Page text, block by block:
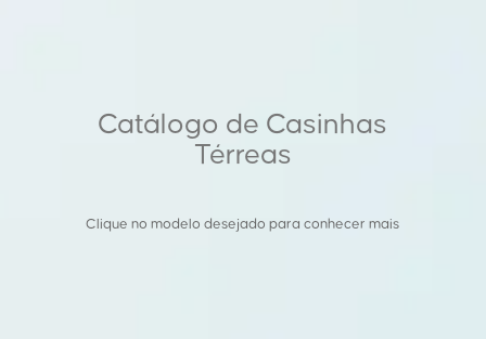
Catálogo de Casinhas
Térreas
Clique no modelo desejado para conhecer mais